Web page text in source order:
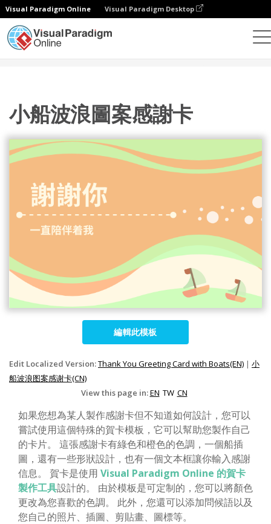
Visual Paradigm Online Visual Paradigm Desktop
小船波浪圖案感謝卡
編輯此模板
Edit Localized Version:Thank You Greeting Card with Boats(EN) | 小
船波浪图案感谢卡(CN)
View this page in:EN TW CN
如果您想為某人製作感謝卡但不知道如何設計，您可以
嘗試使用這個特殊的賀卡模板，它可以幫助您製作自己
的卡片。 這張感謝卡有綠色和橙色的色調，一個船插
圖，還有一些形狀設計，也有一個文本框讓你輸入感謝
信息。 賀卡是使用 Visual Paradigm Online 的賀卡
製作工具設計的。 由於模板是可定制的，您可以將顏色
更改為您喜歡的色調。 此外，您還可以添加問候語以及
您自己的照片、插圖、剪貼畫、圖標等。